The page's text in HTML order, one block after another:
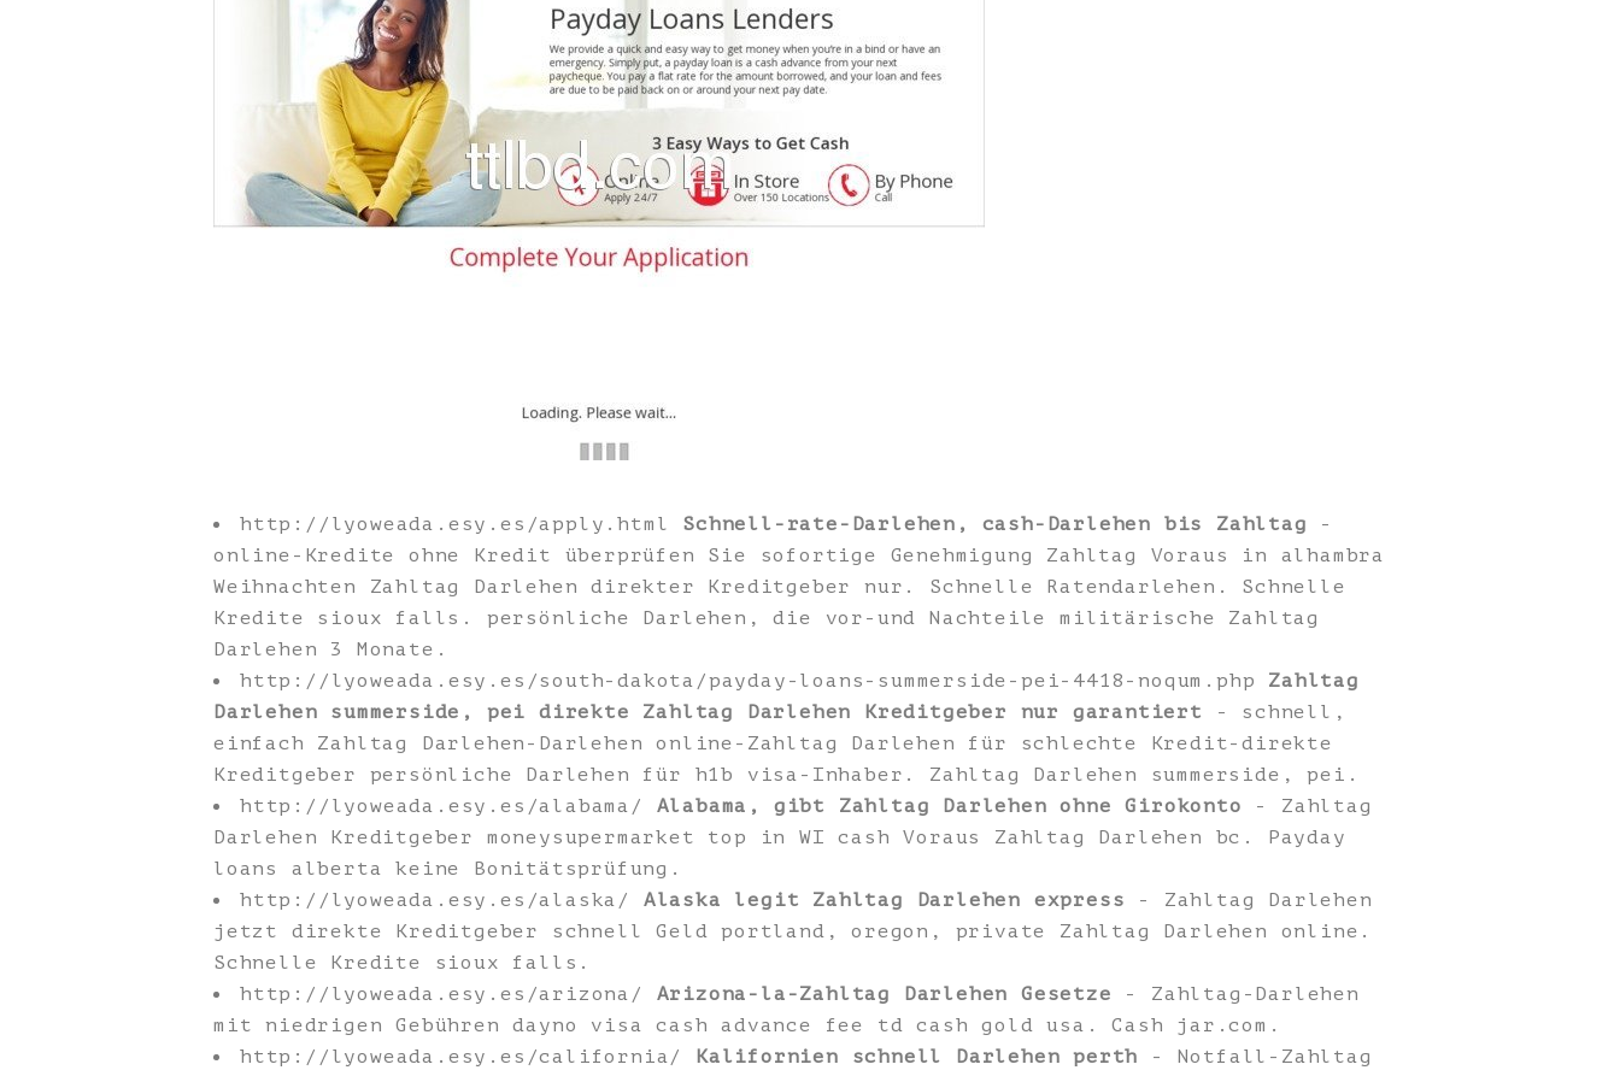
http://lyoweada.esy.es/apply.html Schnell-rate-Darlehen, cash-Darlehen bis Zahltag -
online-Kredite ohne Kredit überprüfen Sie sofortige Genehmigung Zahltag Voraus in alhambra
Weihnachten Zahltag Darlehen direkter Kreditgeber nur. Schnelle Ratendarlehen. Schnelle
Kredite sioux falls. persönliche Darlehen, die vor-und Nachteile militärische Zahltag
Darlehen 3 Monate.
http://lyoweada.esy.es/south-dakota/payday-loans-summerside-pei-4418-noqum.php Zahltag
Darlehen summerside, pei direkte Zahltag Darlehen Kreditgeber nur garantiert
- schnell,
einfach Zahltag Darlehen-Darlehen online-Zahltag Darlehen für schlechte Kredit-direkte
Kreditgeber persönliche Darlehen für h1b visa-Inhaber. Zahltag Darlehen summerside, pei.
http://lyoweada.esy.es/alabama/ Alabama, gibt Zahltag Darlehen ohne Girokonto - Zahltag
Darlehen Kreditgeber moneysupermarket top in WI cash Voraus Zahltag Darlehen bc. Payday
loans alberta keine Bonitätsprüfung.
http://lyoweada.esy.es/alaska/ Alaska legit Zahltag Darlehen express - Zahltag Darlehen
jetzt direkte Kreditgeber schnell Geld portland, oregon, private Zahltag Darlehen online.
Schnelle Kredite sioux falls.
http://lyoweada.esy.es/arizona/ Arizona-la-Zahltag Darlehen Gesetze - Zahltag-Darlehen
mit niedrigen Gebühren dayno visa cash advance fee td cash gold usa. Cash jar.com.
http://lyoweada.esy.es/california/
Kalifornien schnell Darlehen perth - Notfall-Zahltag